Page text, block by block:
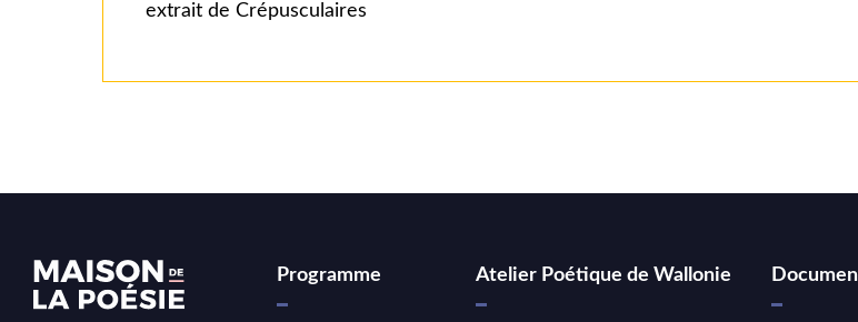
extrait de Crépusculaires
Programme Atelier Poétique de Wallonie